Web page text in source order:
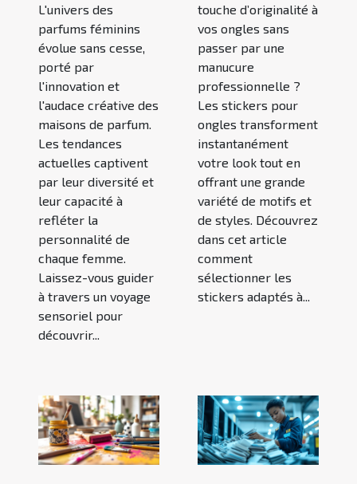
L'univers des
parfums féminins
évolue sans cesse,
porté par
l'innovation et
l'audace créative des
maisons de parfum.
Les tendances
actuelles captivent
par leur diversité et
leur capacité à
refléter la
personnalité de
chaque femme.
Laissez-vous guider
à travers un voyage
sensoriel pour
découvrir...
touche d’originalité à
vos ongles sans
passer par une
manucure
professionnelle ?
Les stickers pour
ongles transforment
instantanément
votre look tout en
offrant une grande
variété de motifs et
de styles. Découvrez
dans cet article
comment
sélectionner les
stickers adaptés à...